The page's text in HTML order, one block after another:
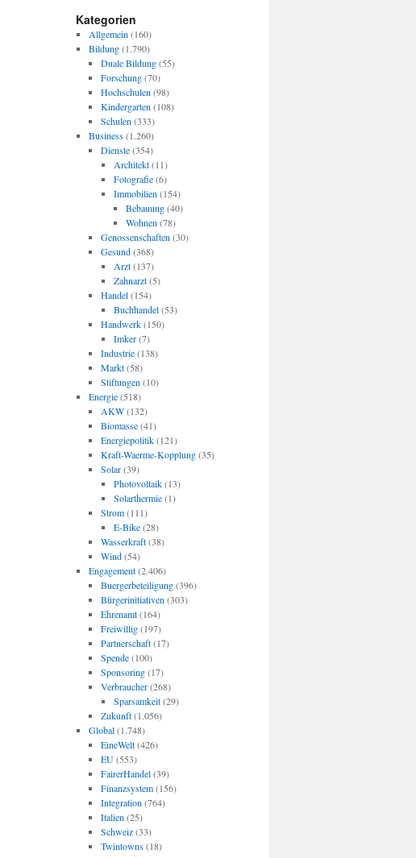
Kategorien
Allgemein (160)
Bildung(1.790)
Duale Bildung(55)
Forschung(70)
Hochschulen (98)
Kindergarten (108)
Schulen (333)
Business(1.260)
Dienste(354)
Architekt(11)
Fotografie(6)
Immobilien (154)
Bebauung(40)
Wohnen (78)
Genossenschaften (30)
Gesund(368)
Arzt(137)
Zahnarzt(5)
Handel(154)
Buchhandel(53)
Handwerk(150)
Imker(7)
Industrie(138)
Markt(58)
Stiftungen (10)
Energie(518)
AKW(132)
Biomasse(41)
Energiepolitik(121)
Kraft-Waerme-Kopplung(35)
Solar(39)
Photovoltaik(13)
Solarthermie(1)
Strom(111)
E-Bike(28)
Wasserkraft(38)
Wind(54)
Engagement(2.406)
Buergerbeteiligung(396)
Bürgerinitiativen (303)
Ehrenamt(164)
Freiwillig(197)
Partnerschaft(17)
Spende(100)
Sponsoring(17)
Verbraucher(268)
Sparsamkeit(29)
Zukunft(1.056)
Global(1.748)
EineWelt(426)
EU(553)
FairerHandel(39)
Finanzsystem(156)
Integration (764)
Italien (25)
Schweiz(33)
Twintowns(18)